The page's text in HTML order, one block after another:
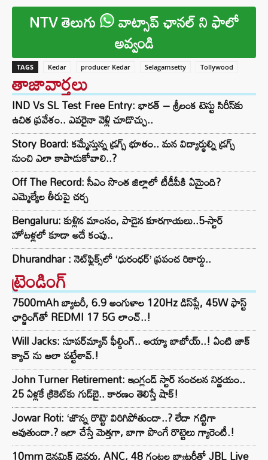
NTV తెలుగు వాట్సాప్ ఛానల్ ని ఫాలో
అవ్వండి
TAGS Kedar producer Kedar Selagamsetty Tollywood
తాజావార్తలు
IND Vs SL Test Free Entry: భారత్ – శ్రీలంక టెస్టు సిరీస్‌కు
ఉచిత ప్రవేశం.. ఎవరైనా వెళ్లి చూడొచ్చు..
Story Board: కమ్మేస్తున్న డ్రగ్స్ భూతం.. మన విద్యార్థుల్ని డ్రగ్స్
నుంచి ఎలా కాపాడుకోవాలి..?
Off The Record: సీఎం సొంత జిల్లాలో టీడీపీకి ఏమైంది?
ఎమ్మెల్యేల తీరుపై చర్చ
Bengaluru: కుళ్లిన మాంసం, పాడైన కూరగాయలు..5-స్టార్
హోటళ్లలో కూడా అదే కంపు..
Dhurandhar : నెట్‌ఫ్లిక్స్‌లో ‘ధురంధర్’ ప్రపంచ రికార్డు..
ట్రెండింగ్‌
7500mAh బ్యాటరీ, 6.9 అంగుళాల 120Hz డిస్‌ప్లే, 45W ఫాస్ట్
ఛార్జింగ్‌తో REDMI 17 5G లాంచ్..!
Will Jacks: సూపర్‌మ్యాన్ ఫీల్డింగ్.. అయ్యా బాబోయ్..! ఏంటి జాక్
క్యాచ్ ను అలా పట్టేశావ్.!
John Turner Retirement: ఇంగ్లండ్ స్టార్ సంచలన నిర్ణయం..
25 ఏళ్లకే క్రికెట్‌కు గుడ్‌బై.. కారణం తెలిస్తే షాక్!
Jowar Roti: ‘జొన్న రొట్టె’ విరిగిపోతుందా..? లేదా గట్టిగా
అవుతుందా.? ఇలా చేస్తే మెత్తగా, బాగా పొంగే రొట్టెలు గ్యారెంటీ.!